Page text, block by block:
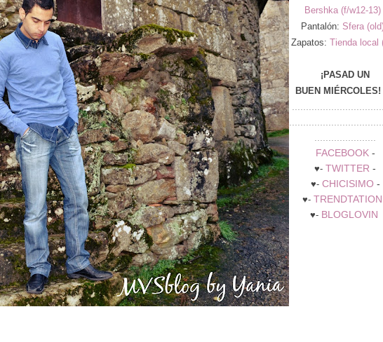
Bershka (f/w12-13)
Pantalón: Sfera
Zapatos: Tienda local
¡PASAD UN
BUEN MIÉRCOLES
FACEBOOK -
♥- TWITTER -
♥- CHICISIMO -
♥- TRENDTATION
♥- BLOGLOVIN